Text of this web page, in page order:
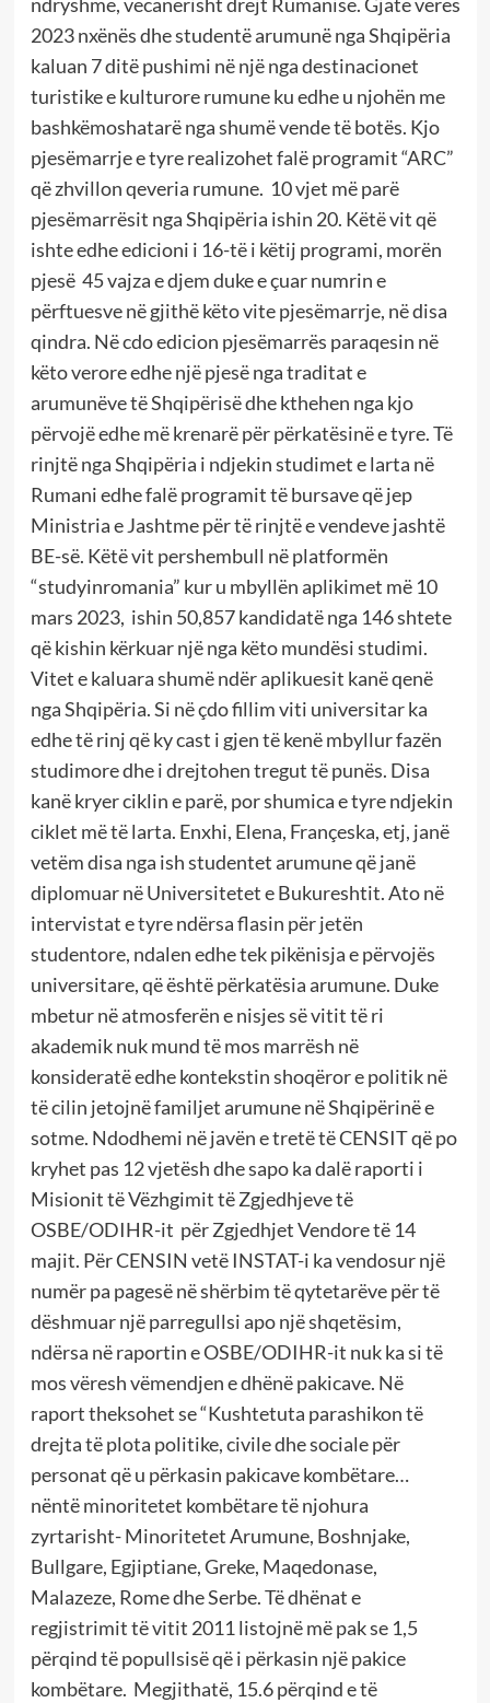
2023 nxënës dhe studentë arumunë nga Shqipëria
kaluan 7 ditë pushimi në një nga destinacionet
turistike e kulturore rumune ku edhe u njohën me
bashkëmoshatarë nga shumë vende të botës. Kjo
pjesëmarrje e tyre realizohet falë programit “ARC”
që zhvillon qeveria rumune. 10 vjet më parë
pjesëmarrësit nga Shqipëria ishin 20. Këtë vit që
ishte edhe edicioni i 16-të i këtij programi, morën
pjesë 45 vajza e djem duke e çuar numrin e
përftuesve në gjithë këto vite pjesëmarrje, në disa
qindra. Në cdo edicion pjesëmarrës paraqesin në
këto verore edhe një pjesë nga traditat e
arumunëve të Shqipërisë dhe kthehen nga kjo
përvojë edhe më krenarë për përkatësinë e tyre. Të
rinjtë nga Shqipëria i ndjekin studimet e larta në
Rumani edhe falë programit të bursave që jep
Ministria e Jashtme për të rinjtë e vendeve jashtë
BE-së. Këtë vit pershembull në platformën
“studyinromania” kur u mbyllën aplikimet më 10
mars 2023, ishin 50,857 kandidatë nga 146 shtete
që kishin kërkuar një nga këto mundësi studimi.
Vitet e kaluara shumë ndër aplikuesit kanë qenë
nga Shqipëria. Si në çdo fillim viti universitar ka
edhe të rinj që ky cast i gjen të kenë mbyllur fazën
studimore dhe i drejtohen tregut të punës. Disa
kanë kryer ciklin e parë, por shumica e tyre ndjekin
ciklet më të larta. Enxhi, Elena, Françeska, etj, janë
vetëm disa nga ish studentet arumune që janë
diplomuar në Universitetet e Bukureshtit. Ato në
intervistat e tyre ndërsa flasin për jetën
studentore, ndalen edhe tek pikënisja e përvojës
universitare, që është përkatësia arumune. Duke
mbetur në atmosferën e nisjes së vitit të ri
akademik nuk mund të mos marrësh në
konsideratë edhe kontekstin shoqëror e politik në
të cilin jetojnë familjet arumune në Shqipërinë e
sotme. Ndodhemi në javën e tretë të CENSIT që po
kryhet pas 12 vjetësh dhe sapo ka dalë raporti i
Misionit të Vëzhgimit të Zgjedhjeve të
OSBE/ODIHR-it për Zgjedhjet Vendore të 14
majit. Për CENSIN vetë INSTAT-i ka vendosur një
numër pa pagesë në shërbim të qytetarëve për të
dëshmuar një parregullsi apo një shqetësim,
ndërsa në raportin e OSBE/ODIHR-it nuk ka si të
mos vëresh vëmendjen e dhënë pakicave. Në
raport theksohet se “Kushtetuta parashikon të
drejta të plota politike, civile dhe sociale për
personat që u përkasin pakicave kombëtare…
nëntë minoritetet kombëtare të njohura
zyrtarisht- Minoritetet Arumune, Boshnjake,
Bullgare, Egjiptiane, Greke, Maqedonase,
Malazeze, Rome dhe Serbe. Të dhënat e
regjistrimit të vitit 2011 listojnë më pak se 1,5
përqind të popullsisë që i përkasin një pakice
kombëtare. Megjithatë, 15.6 përqind e të